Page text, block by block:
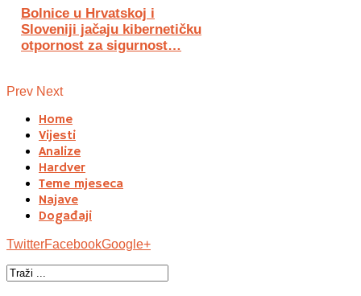
Bolnice u Hrvatskoj i
Sloveniji jačaju kibernetičku
otpornost za sigurnost…
Prev Next
Home
Vijesti
Analize
Hardver
Teme mjeseca
Najave
Događaji
TwitterFacebookGoogle+